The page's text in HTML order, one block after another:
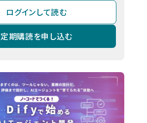
ログインして読む
定期購読を申し込む